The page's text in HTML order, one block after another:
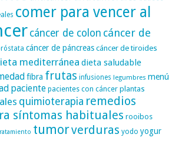
comer para vencer al
cáncer de colon cáncer de
cáncer de páncreascáncer de tiroides
mediterránea dieta saludable
fibra frutas infusiones legumbres menú
paciente pacientes con cáncer plantas
quimioterapia remedios
síntomas habituales rooibos
tumorverduras yodo yogur